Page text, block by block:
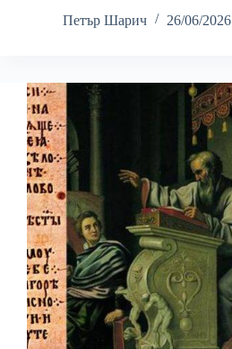
Петър Шарич
26/06/2026